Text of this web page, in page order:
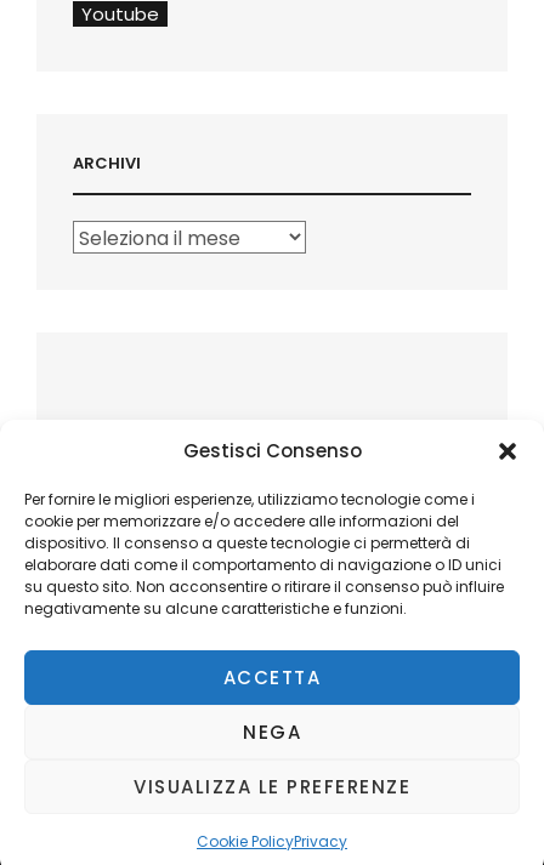
Gestisci Consenso
Per fornire le migliori esperienze, utilizziamo tecnologie come i
cookie per memorizzare e/o accedere alle informazioni del
dispositivo. Il consenso a queste tecnologie ci permetterà di
elaborare dati come il comportamento di navigazione o ID unici
su questo sito. Non acconsentire o ritirare il consenso può influire
negativamente su alcune caratteristiche e funzioni.
ACCETTA
NEGA
VISUALIZZA LE PREFERENZE
Cookie PolicyPrivacy
Youtube
ARCHIVI
Archivi
Copyright © 2026Ilblogger.it. All Rights Reserved.
Catch Mag byCatch Themes